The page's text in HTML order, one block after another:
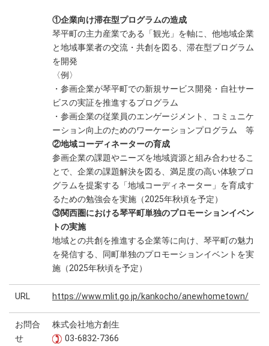
①企業向け滞在型プログラムの造成
琴平町の主力産業である「観光」を軸に、他地域企業
と地域事業者の交流・共創を図る、滞在型プログラム
を開発
〈例〉
・参画企業が琴平町での新規サービス開発・自社サー
ビスの実証を推進するプログラム
・参画企業の従業員のエンゲージメント、コミュニケ
ーション向上のためのワーケーションプログラム 等
②地域コーディネーターの育成
参画企業の課題やニーズを地域資源と組み合わせるこ
とで、企業の課題解決を図る、満足度の高い体験プロ
グラムを提案する「地域コーディネーター」を育成す
るための勉強会を実施（2025年秋頃を予定）
③関西圏における琴平町単独のプロモーションイベン
トの実施
地域との共創を推進する企業等に向け、琴平町の魅力
を発信する、同町単独のプロモーションイベントを実
施（2025年秋頃を予定）
URL https://www.mlit.go.jp/kankocho/anewhometown/
お問合
せ
株式会社地方創生
03-6832-7366